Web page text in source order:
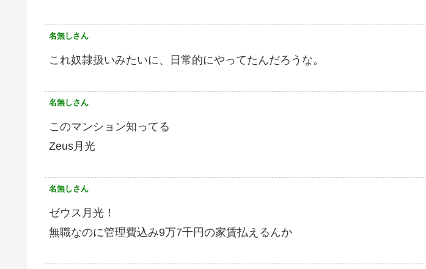
名無しさん
これ奴隷扱いみたいに、日常的にやってたんだろうな。
名無しさん
このマンション知ってる
Zeus月光
名無しさん
ゼウス月光！
無職なのに管理費込み9万7千円の家賃払えるんか